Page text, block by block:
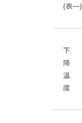
(表一)
下
降
溫
度